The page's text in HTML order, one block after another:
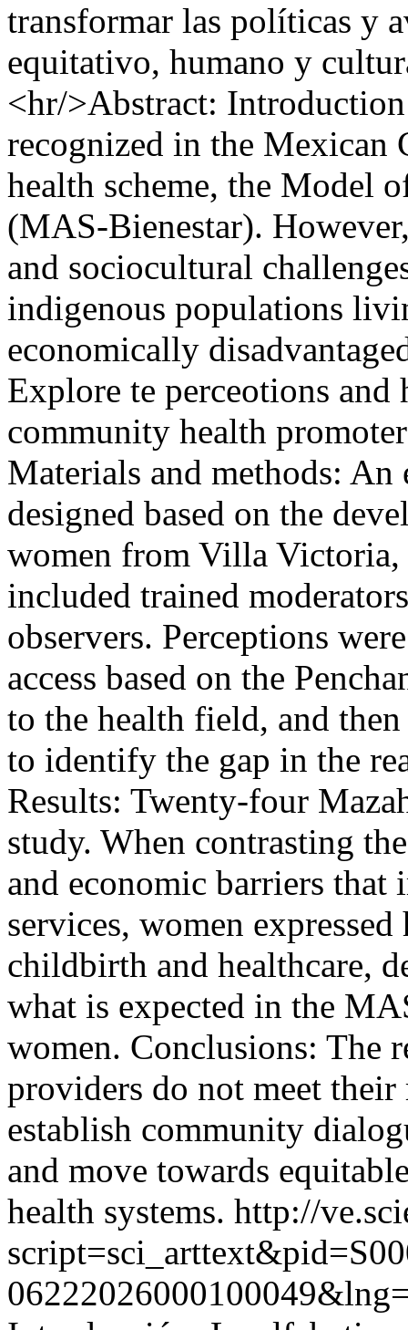
transformar las políticas y
equitativo, humano y
<hr/>Abstract:
recognized in the Mexican
health scheme, the Model
(MAS-Bienestar).
and sociocultural
indigenous populations
economically
Explore te perceotions and
community health
Materials and methods:
designed based on the
women from Villa
included trained
observers. Perceptions
access based on the
to the health field, and
to identify the gap in the
Results: Twenty-four
study. When contrasting
and economic barriers that
services, women
childbirth and healthcare,
what is expected in the
women. Conclusions: The
providers do not meet their
establish community
and move towards
health systems. http://